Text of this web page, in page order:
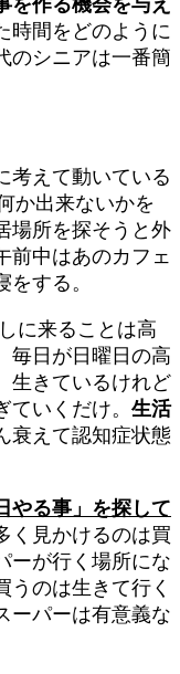
時間をどのように
のシニアは一番簡
考えて動いている
か出来ないかを
場所を探そうと外
前中はあのカフェ
する。
に来ることは高
毎日が日曜日の高
生きているけれど
いくだけ。 生活
衰えて認知症状態
やる事」を探して
く見かけるのは買
ーが行く場所にな
うのは生きて行く
ーパーは有意義な